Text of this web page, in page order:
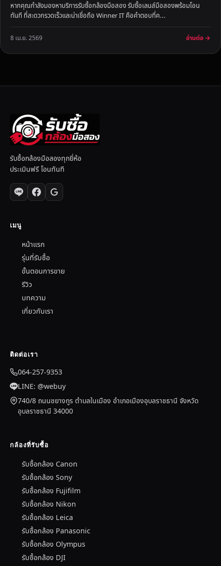
หากคุณกำลังมองหาบริการรับซื้อกล้องมือสอง รับซื้อเลนส์มือสองพร้อมโอน
ทันที ที่สะดวกรวดเร็วและน่าเชื่อถือ Winner IT คือคำตอบที่ค...
8 เม.ย. 2569 อ่านต่อ →
รับซื้อกล้องมือสองทุกยี่ห้อ
ประเมินฟรี โอนทันที
เมนู
หน้าแรก
รุ่นที่รับซื้อ
ขั้นตอนการขาย
รีวิว
บทความ
เกี่ยวกับเรา
ติดต่อเรา
064-257-9353
LINE: @webuy
740/8 ถนนชยางกูร ตำบลในเมือง อำเภอเมืองอุบลราชธานี จังหวัด
อุบลราชธานี 34000
กล้องที่รับซื้อ
รับซื้อกล้อง Canon
รับซื้อกล้อง Sony
รับซื้อกล้อง Fujifilm
รับซื้อกล้อง Nikon
รับซื้อกล้อง Leica
รับซื้อกล้อง Panasonic
รับซื้อกล้อง Olympus
รับซื้อกล้อง DJI